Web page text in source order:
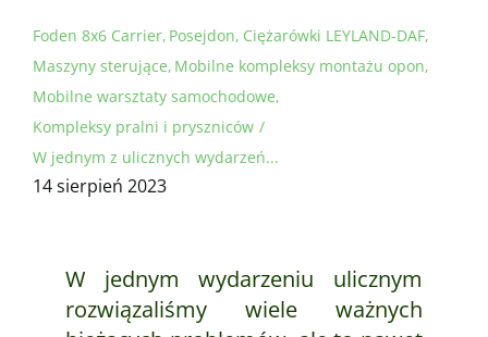
Foden 8x6 Carrier Posejdon Ciężarówki LEYLAND-DAF
Maszyny sterujące Mobilne kompleksy montażu opon
Mobilne warsztaty samochodowe
Kompleksy pralni i pryszniców
W jednym z ulicznych wydarzeń...
14 sierpień 2023
W jednym wydarzeniu ulicznym
rozwiązaliśmy wiele ważnych